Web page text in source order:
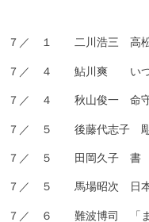
７／ １ 二川浩三 高松
７／ ４ 鮎川爽 いつ
７／ ４ 秋山俊一 命守
７／ ５ 後藤代志子 彫
７／ ５ 田岡久子 書 「
７／ ５ 馬場昭次 日本
７／ ６ 難波博司 「ま